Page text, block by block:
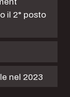
il 2° posto
nel 2023